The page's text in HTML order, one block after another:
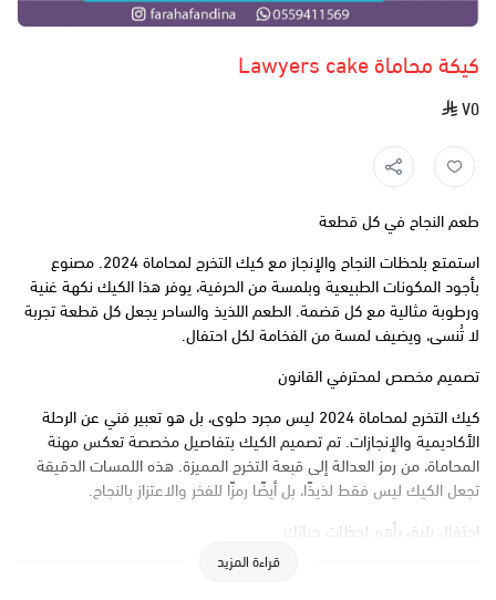
كيكة محاماة Lawyers cake
٧٥
طعم النجاح في كل قطعة
استمتع بلحظات النجاح والإنجاز مع كيك التخرج لمحاماة 2024. مصنوع
بأجود المكونات الطبيعية وبلمسة من الحرفية، يوفر هذا الكيك نكهة غنية
ورطوبة مثالية مع كل قضمة. الطعم اللذيذ والساحر يجعل كل قطعة تجربة
لا تُنسى، ويضيف لمسة من الفخامة لكل احتفال.
تصميم مخصص لمحترفي القانون
كيك التخرج لمحاماة 2024 ليس مجرد حلوى، بل هو تعبير فني عن الرحلة
الأكاديمية والإنجازات. تم تصميم الكيك بتفاصيل مخصصة تعكس مهنة
المحاماة، من رمز العدالة إلى قبعة التخرج المميزة. هذه اللمسات الدقيقة
تجعل الكيك ليس فقط لذيذًا، بل أيضًا رمزًا للفخر والاعتزاز بالنجاح.
احتفال يليق بأهم لحظات حياتك
سواء كنت تحتفل بتخرجك أو بتخرج أحد أحبائك، فإن كيك التخرج لمحاماة
قراءة المزيد